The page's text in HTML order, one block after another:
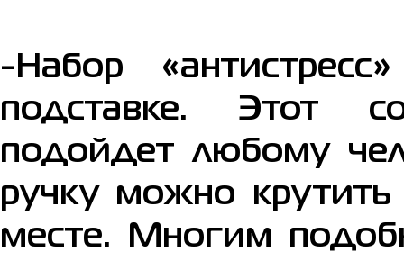
-Набор
подставке. Этот
подойдет любому
ручку можно крутить
месте. Многим